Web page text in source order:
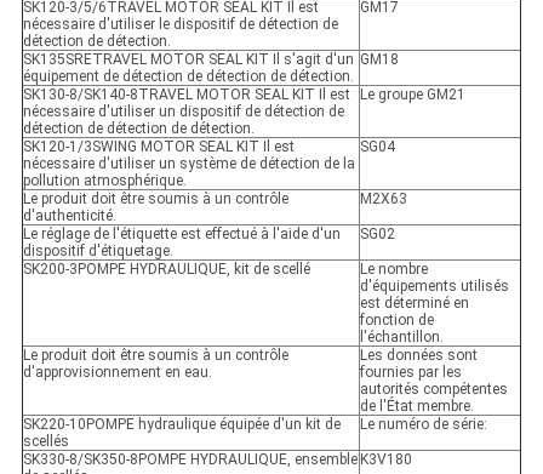
SK120-3/5/6TRAVEL MOTOR SEAL KIT Il est
nécessaire d'utiliser le dispositif de détection de
détection de détection.
GM17
SK135SRETRAVEL MOTOR SEAL KIT Il s'agit d'un
équipement de détection de détection de détection.
GM18
SK130-8/SK140-8TRAVEL MOTOR SEAL KIT Il est
nécessaire d'utiliser un dispositif de détection de
détection de détection de détection.
Le groupe GM21
SK120-1/3SWING MOTOR SEAL KIT Il est
nécessaire d'utiliser un système de détection de la
pollution atmosphérique.
SG04
Le produit doit être soumis à un contrôle
d'authenticité.
M2X63
Le réglage de l'étiquette est effectué à l'aide d'un
dispositif d'étiquetage.
SG02
SK200-3POMPE HYDRAULIQUE, kit de scellé
Le nombre
d'équipements utilisés
est déterminé en
fonction de
l'échantillon.
Le produit doit être soumis à un contrôle
d'approvisionnement en eau.
Les données sont
fournies par les
autorités compétentes
de l'État membre.
SK220-10POMPE hydraulique équipée d'un kit de
scellés
Le numéro de série:
SK330-8/SK350-8POMPE HYDRAULIQUE, ensemble K3V180